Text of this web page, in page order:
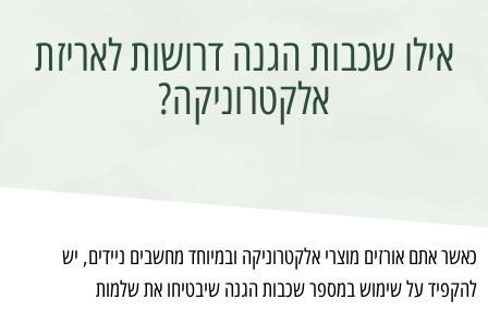
אילו שכבות הגנה דרושות לאריזת
אלקטרוניקה?
כאשר אתם אורזים מוצרי אלקטרוניקה ובמיוחד מחשבים ניידים, יש
להקפיד על שימוש במספר שכבות הגנה שיבטיחו את שלמות